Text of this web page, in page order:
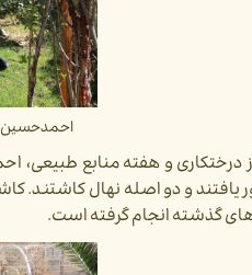
احمدحسین
درختکاری و هفته منابع
و دو اصله نهال کاشتند.
گذشته انجام گرفته است.